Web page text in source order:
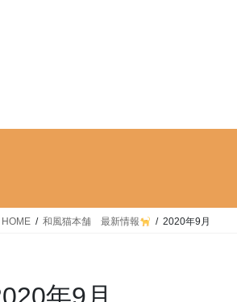
HOME 和風猫本舗 最新情報 2020年9月